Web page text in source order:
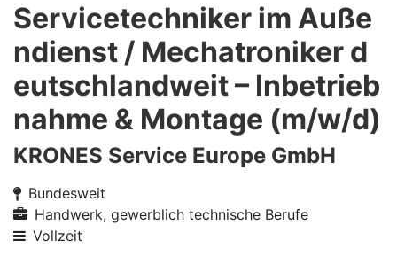
Servicetechniker im Auße
ndienst / Mechatroniker d
eutschlandweit – Inbetrieb
nahme & Montage (m/w/d)
KRONES Service Europe GmbH
Bundesweit
Handwerk, gewerblich technische Berufe
Vollzeit